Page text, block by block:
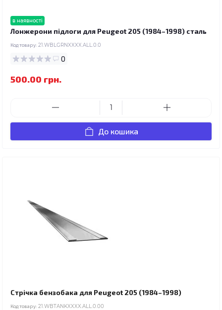
в наявності
Лонжерони підлоги для Peugeot 205 (1984–1998) сталь
Код товару: 21.WBLGRNXXXX.ALL.0.0
0
500.00 грн.
До кошика
Стрічка бензобака для Peugeot 205 (1984–1998)
Код товару: 21.WBTANKXXXX.ALL.0.00